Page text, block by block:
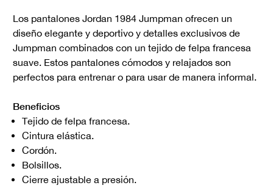
Los pantalones Jordan 1984 Jumpman ofrecen un
diseño elegante y deportivo y detalles exclusivos de
Jumpman combinados con un tejido de felpa francesa
suave. Estos pantalones cómodos y relajados son
perfectos para entrenar o para usar de manera informal.
Beneficios
Tejido de felpa francesa.
Cintura elástica.
Cordón.
Bolsillos.
Cierre ajustable a presión.